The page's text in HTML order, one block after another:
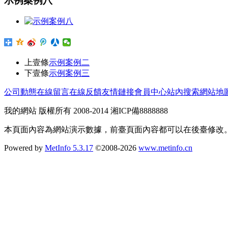
上壹條示例案例二
下壹條示例案例三
公司動態在線留言在線反饋友情鏈接會員中心站內搜索網站地
我的網站 版權所有 2008-2014 湘ICP備8888888
本頁面內容為網站演示數據，前臺頁面內容都可以在後臺修改。
Powered by MetInfo 5.3.17 ©2008-2026 www.metinfo.cn